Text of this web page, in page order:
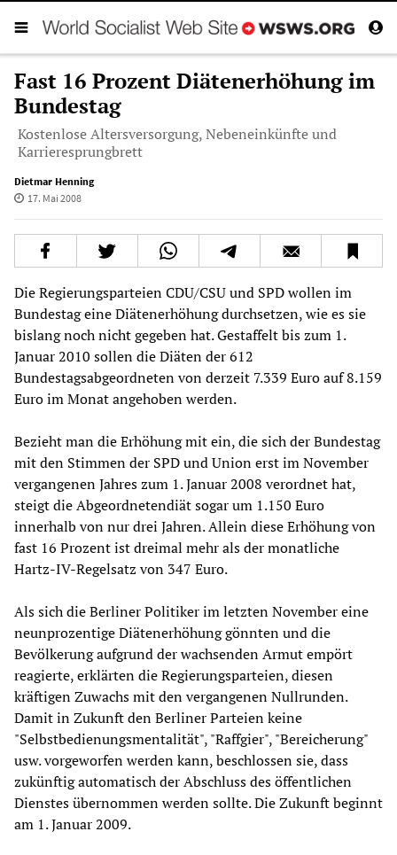
Fast 16 Prozent Diätenerhöhung im
Bundestag
Kostenlose Altersversorgung, Nebeneinkünfte und
Karrieresprungbrett
Dietmar Henning
17. Mai 2008
Die Regierungsparteien CDU/CSU und SPD wollen im
Bundestag eine Diätenerhöhung durchsetzen, wie es sie
bislang noch nicht gegeben hat. Gestaffelt bis zum 1.
Januar 2010 sollen die Diäten der 612
Bundestagsabgeordneten von derzeit 7.339 Euro auf 8.159
Euro im Monat angehoben werden.
Bezieht man die Erhöhung mit ein, die sich der Bundestag
mit den Stimmen der SPD und Union erst im November
vergangenen Jahres zum 1. Januar 2008 verordnet hat,
steigt die Abgeordnetendiät sogar um 1.150 Euro
innerhalb von nur drei Jahren. Allein diese Erhöhung von
fast 16 Prozent ist dreimal mehr als der monatliche
Hartz-IV-Regelsatz von 347 Euro.
Als sich die Berliner Politiker im letzten November eine
neunprozentige Diätenerhöhung gönnten und die
Bevölkerung aufgrund der wachsenden Armut empört
reagierte, erklärten die Regierungsparteien, diesen
kräftigen Zuwachs mit den vergangenen Nullrunden.
Damit in Zukunft den Berliner Parteien keine
"Selbstbedienungsmentalität", "Raffgier", "Bereicherung"
usw. vorgeworfen werden kann, beschlossen sie, dass
zukünftig automatisch der Abschluss des öffentlichen
Dienstes übernommen werden sollte. Die Zukunft beginnt
am 1. Januar 2009.